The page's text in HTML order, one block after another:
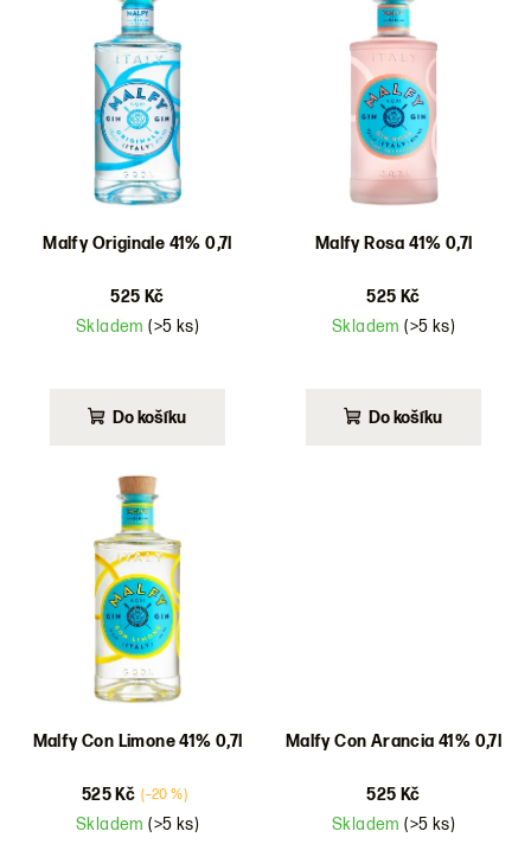
Malfy Originale 41% 0,7l
525 Kč
Skladem(>5 ks)
Do košíku
Malfy Rosa 41% 0,7l
525 Kč
Skladem(>5 ks)
Do košíku
Malfy Con Limone 41% 0,7l
525 Kč (–20 %)
Skladem(>5 ks)
Malfy Con Arancia 41% 0,7l
525 Kč
Skladem(>5 ks)